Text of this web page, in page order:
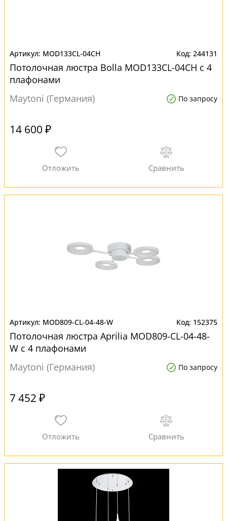
MOD133CL-04CH 244131
Потолочная люстра Bolla MOD133CL-04CH с 4
плафонами
Maytoni (Германия)
По запросу
14 600 ₽
MOD809-CL-04-48-W 152375
Потолочная люстра Aprilia MOD809-CL-04-48-
W с 4 плафонами
Maytoni (Германия)
По запросу
7 452 ₽